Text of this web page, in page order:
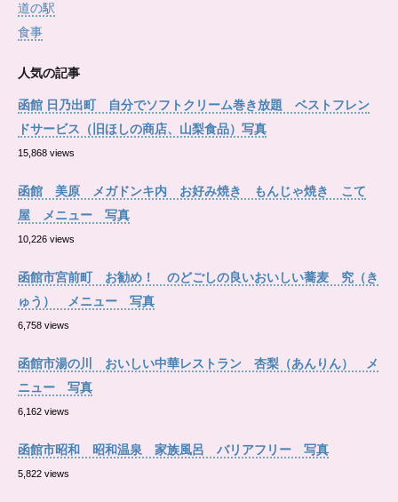
道の駅
食事
人気の記事
函館 日乃出町 自分でソフトクリーム巻き放題 ベストフレン
ドサービス（旧ほしの商店、山梨食品）写真
15,868 views
函館 美原 メガドンキ内 お好み焼き もんじゃ焼き こて
屋 メニュー 写真
10,226 views
函館市宮前町 お勧め！ のどごしの良いおいしい蕎麦 究（き
ゅう） メニュー 写真
6,758 views
函館市湯の川 おいしい中華レストラン 杏梨（あんりん） メ
ニュー 写真
6,162 views
函館市昭和 昭和温泉 家族風呂 バリアフリー 写真
5,822 views